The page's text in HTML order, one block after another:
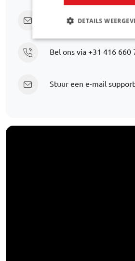
Klik hier om ons direct
Bel ons via +31 416 660
Stuur een e-mail
DETAILS